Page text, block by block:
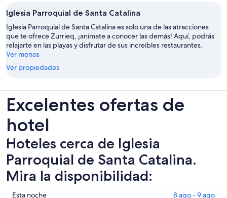
Iglesia Parroquial de Santa Catalina
Iglesia Parroquial de Santa Catalina es solo una de las atracciones
que te ofrece Zurrieq, ¡anímate a conocer las demás! Aquí, podrás
relajarte en las playas y disfrutar de sus increíbles restaurantes.
Ver menos
Ver propiedades
Excelentes ofertas de
hotel
Hoteles cerca de Iglesia
Parroquial de Santa Catalina.
Mira la disponibilidad:
Ver
Esta noche 8 ago - 9 ago